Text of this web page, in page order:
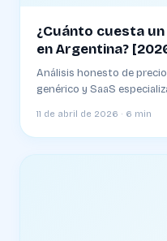
¿Cuánto cuesta
en Argentina?
Análisis honesto de
genérico y SaaS
11 de abril de 2026 · 6 min